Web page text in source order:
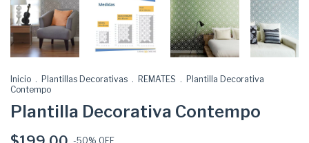
Inicio . Plantillas Decorativas . REMATES . Plantilla Decorativa
Contempo
Plantilla Decorativa Contempo
-50% OFF